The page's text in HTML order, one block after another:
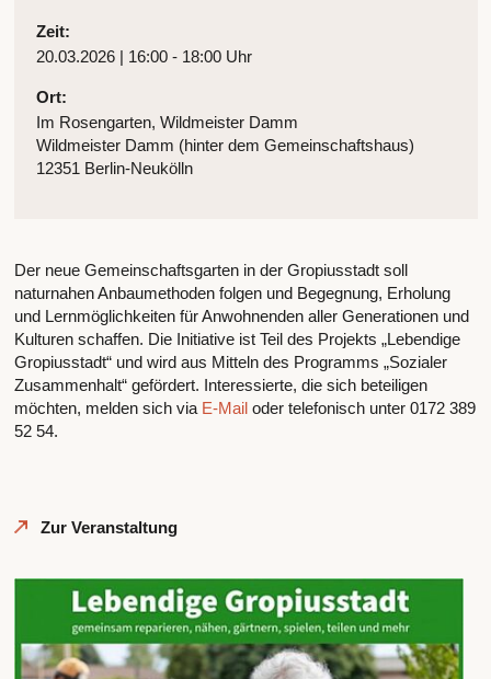
Zeit:
20.03.2026 | 16:00 - 18:00 Uhr
Ort:
Im Rosengarten, Wildmeister Damm
Wildmeister Damm (hinter dem Gemeinschaftshaus)
12351 Berlin-Neukölln
Der neue Gemeinschaftsgarten in der Gropiusstadt soll
naturnahen Anbaumethoden folgen und Begegnung, Erholung
und Lernmöglichkeiten für Anwohnenden aller Generationen und
Kulturen schaffen. Die Initiative ist Teil des Projekts „Lebendige
Gropiusstadt“ und wird aus Mitteln des Programms „Sozialer
Zusammenhalt“ gefördert. Interessierte, die sich beteiligen
möchten, melden sich via E-Mailoder telefonisch unter 0172 389
52 54.
Zur Veranstaltung